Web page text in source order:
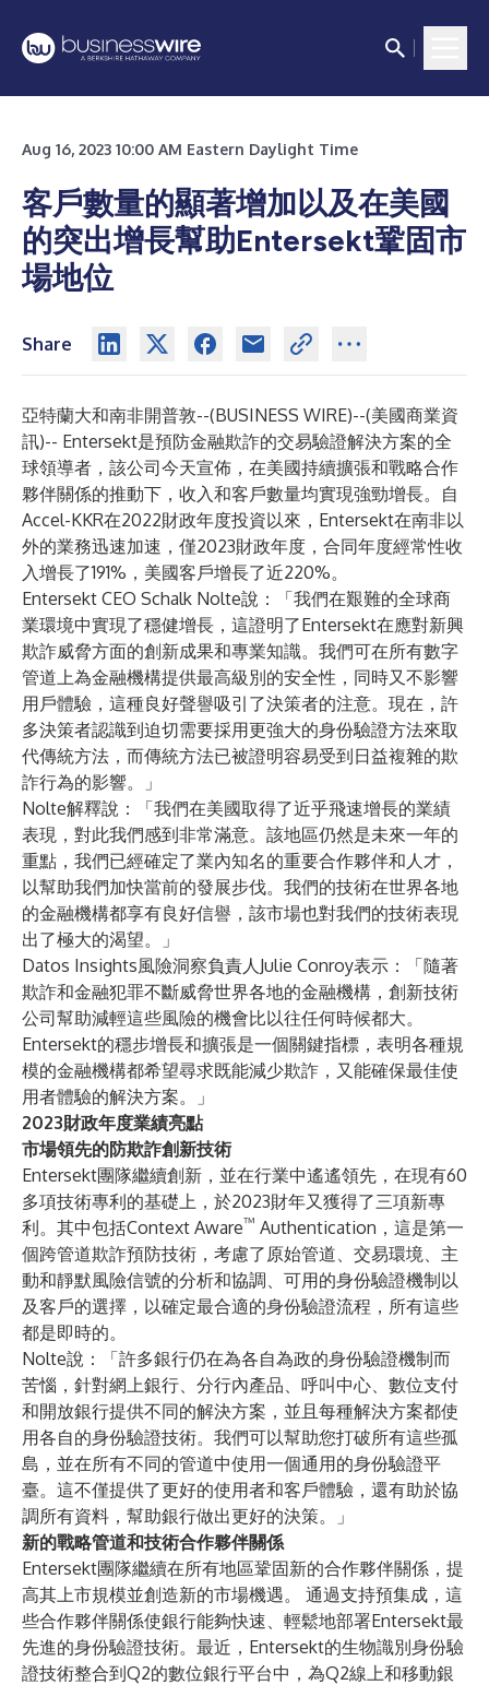
Aug 16, 2023 10:00 AM Eastern Daylight Time
客戶數量的顯著增加以及在美國
的突出增長幫助Entersekt鞏固市
場地位
Share
亞特蘭大和南非開普敦--(BUSINESS WIRE)--(美國商業資
訊)-- Entersekt是預防金融欺詐的交易驗證解決方案的全
球領導者，該公司今天宣佈，在美國持續擴張和戰略合作
夥伴關係的推動下，收入和客戶數量均實現強勁增長。自
Accel-KKR在2022財政年度投資以來，Entersekt在南非以
外的業務迅速加速，僅2023財政年度，合同年度經常性收
入增長了191%，美國客戶增長了近220%。
Entersekt CEO Schalk Nolte說：「我們在艱難的全球商
業環境中實現了穩健增長，這證明了Entersekt在應對新興
欺詐威脅方面的創新成果和專業知識。我們可在所有數字
管道上為金融機構提供最高級別的安全性，同時又不影響
用戶體驗，這種良好聲譽吸引了決策者的注意。現在，許
多決策者認識到迫切需要採用更強大的身份驗證方法來取
代傳統方法，而傳統方法已被證明容易受到日益複雜的欺
詐行為的影響。」
Nolte解釋說：「我們在美國取得了近乎飛速增長的業績
表現，對此我們感到非常滿意。該地區仍然是未來一年的
重點，我們已經確定了業內知名的重要合作夥伴和人才，
以幫助我們加快當前的發展步伐。我們的技術在世界各地
的金融機構都享有良好信譽，該市場也對我們的技術表現
出了極大的渴望。」
Datos Insights風險洞察負責人Julie Conroy表示：「隨著
欺詐和金融犯罪不斷威脅世界各地的金融機構，創新技術
公司幫助減輕這些風險的機會比以往任何時候都大。
Entersekt的穩步增長和擴張是一個關鍵指標，表明各種規
模的金融機構都希望尋求既能減少欺詐，又能確保最佳使
用者體驗的解決方案。」
2023財政年度業績亮點
市場領先的防欺詐創新技術
Entersekt團隊繼續創新，並在行業中遙遙領先，在現有60
多項技術專利的基礎上，於2023財年又獲得了三項新專
利。其中包括Context Aware™ Authentication ，這是第一
個跨管道欺詐預防技術，考慮了原始管道、交易環境、主
動和靜默風險信號的分析和協調、可用的身份驗證機制以
及客戶的選擇，以確定最合適的身份驗證流程，所有這些
都是即時的。
Nolte說：「許多銀行仍在為各自為政的身份驗證機制而
苦惱，針對網上銀行、分行內產品、呼叫中心、數位支付
和開放銀行提供不同的解決方案，並且每種解決方案都使
用各自的身份驗證技術。我們可以幫助您打破所有這些孤
島，並在所有不同的管道中使用一個通用的身份驗證平
臺。這不僅提供了更好的使用者和客戶體驗，還有助於協
調所有資料，幫助銀行做出更好的決策。」
新的戰略管道和技術合作夥伴關係
Entersekt團隊繼續在所有地區鞏固新的合作夥伴關係，提
高其上市規模並創造新的市場機遇。 通過支持預集成，這
些合作夥伴關係使銀行能夠快速、輕鬆地部署Entersekt最
先進的身份驗證技術。最近，Entersekt的生物識別身份驗
證技術整合到Q2的數位銀行平台中，為Q2線上和移動銀